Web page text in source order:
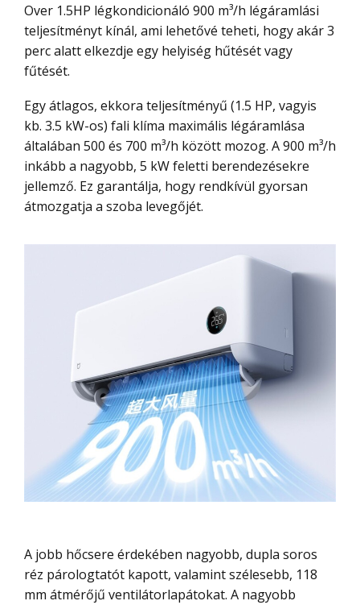
Over 1.5HP légkondicionáló 900 m³/h légáramlási
teljesítményt kínál, ami lehetővé teheti, hogy akár 3
perc alatt elkezdje egy helyiség hűtését vagy
fűtését.
Egy átlagos, ekkora teljesítményű (1.5 HP, vagyis
kb. 3.5 kW-os) fali klíma maximális légáramlása
általában 500 és 700 m³/h között mozog. A 900 m³/h
inkább a nagyobb, 5 kW feletti berendezésekre
jellemző. Ez garantálja, hogy rendkívül gyorsan
átmozgatja a szoba levegőjét.
A jobb hőcsere érdekében nagyobb, dupla soros
réz párologtatót kapott, valamint szélesebb, 118
mm átmérőjű ventilátorlapátokat. A nagyobb